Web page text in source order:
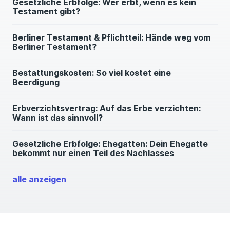
Testament gibt?
Berliner Testament & Pflichtteil: Hände weg vom
Berliner Testament?
Bestattungskosten: So viel kostet eine
Beerdigung
Erbverzichtsvertrag: Auf das Erbe verzichten:
Wann ist das sinnvoll?
Gesetzliche Erbfolge: Ehegatten: Dein Ehegatte
bekommt nur einen Teil des Nachlasses
alle anzeigen